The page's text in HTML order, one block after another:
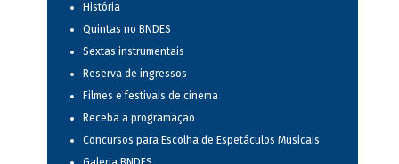
História
Quintas no BNDES
Sextas instrumentais
Reserva de ingressos
Filmes e festivais de cinema
Receba a programação
Concursos para Escolha de Espetáculos Musicais